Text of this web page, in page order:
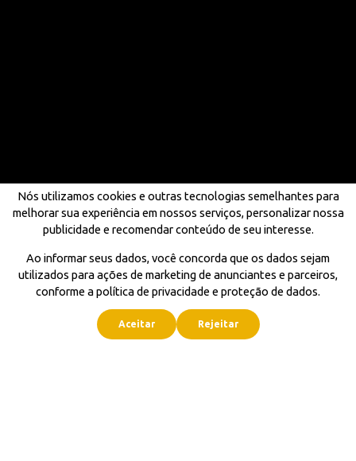
Nós utilizamos cookies e outras tecnologias semelhantes para
melhorar sua experiência em nossos serviços, personalizar nossa
publicidade e recomendar conteúdo de seu interesse.
Ao informar seus dados, você concorda que os dados sejam
utilizados para ações de marketing de anunciantes e parceiros,
conforme a política de privacidade e proteção de dados.
Aceitar Rejeitar